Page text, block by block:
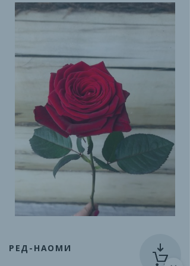
РЕД-НАОМИ